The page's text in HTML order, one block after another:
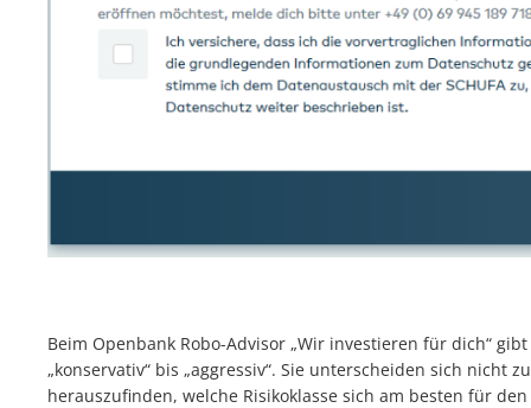
Beim Openbank Robo-Advisor „Wir investieren für dich“
„konservativ“ bis „aggressiv“. Sie unterscheiden sich nicht
herauszufinden, welche Risikoklasse sich am besten für